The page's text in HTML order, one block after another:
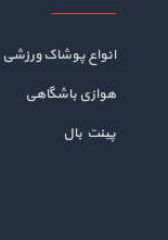
انواع پوشاک ورزشی
هوازی باشگاهی
پینت بال